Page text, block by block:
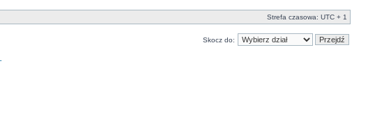
Strefa czasowa: UTC + 1
Skocz do: